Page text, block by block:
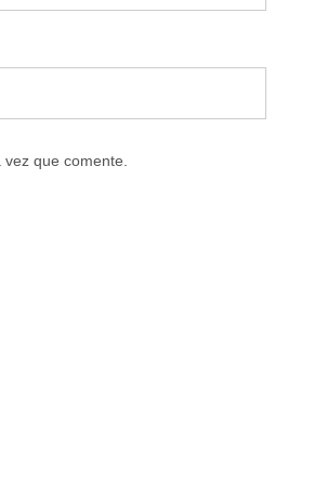
que comente.